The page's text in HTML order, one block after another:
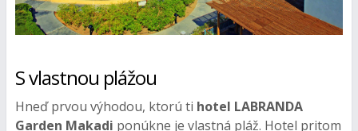
S vlastnou plážou
Hneď prvou výhodou, ktorú ti hotel LABRANDA
Garden Makadi ponúkne je vlastná pláž. Hotel pritom